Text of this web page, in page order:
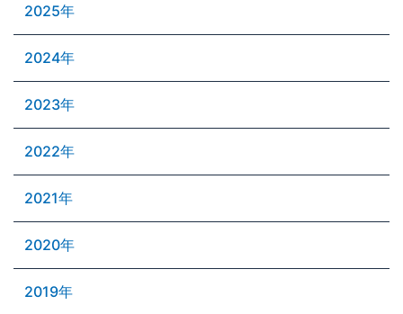
2025年
2024年
2023年
2022年
2021年
2020年
2019年